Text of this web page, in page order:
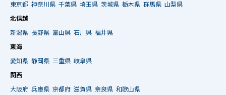
東京都 神奈川県 千葉県 埼玉県 茨城県 栃木県 群馬県 山梨県
北信越
新潟県 長野県 富山県 石川県 福井県
東海
愛知県 静岡県 三重県 岐阜県
関西
大阪府 兵庫県 京都府 滋賀県 奈良県 和歌山県